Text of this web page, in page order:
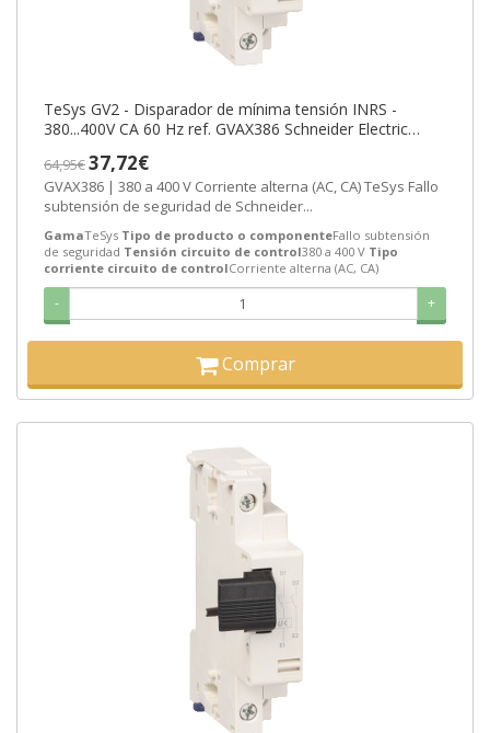
TeSys GV2 - Disparador de mínima tensión INRS -
380...400V CA 60 Hz ref. GVAX386 Schneider Electric
64,95€37,72€
GVAX386 | 380 a 400 V Corriente alterna (AC, CA) TeSys Fallo
subtensión de seguridad de Schneider...
GamaTeSys Tipo de producto o componenteFallo subtensión
de seguridad Tensión circuito de control380 a 400 V Tipo
corriente circuito de controlCorriente alterna (AC, CA)
- +
Comprar